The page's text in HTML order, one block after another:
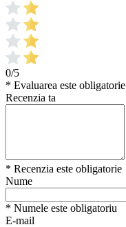
0/5
* Evaluarea este obligatorie
Recenzia ta
* Recenzia este obligatorie
Nume
* Numele este obligatoriu
E-mail